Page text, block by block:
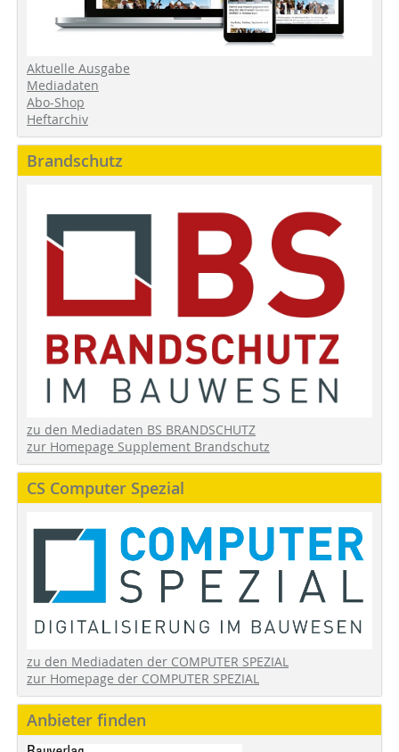
Aktuelle Ausgabe
Mediadaten
Abo-Shop
Heftarchiv
Brandschutz
zu den Mediadaten BS BRANDSCHUTZ
zur Homepage Supplement Brandschutz
CS Computer Spezial
zu den Mediadaten der COMPUTER SPEZIAL
zur Homepage der COMPUTER SPEZIAL
Anbieter finden